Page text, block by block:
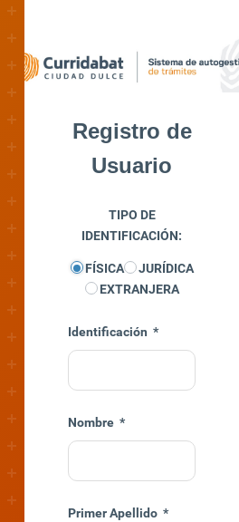
Registro de
Usuario
TIPO DE
IDENTIFICACIÓN:
FÍSICA
JURÍDICA
EXTRANJERA
Identificación *
Nombre *
Primer Apellido *